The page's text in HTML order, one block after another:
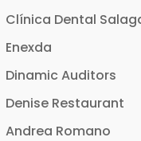
Clínica Dental
Enexda
Dinamic Auditors
Denise Restaurant
Andrea Romano